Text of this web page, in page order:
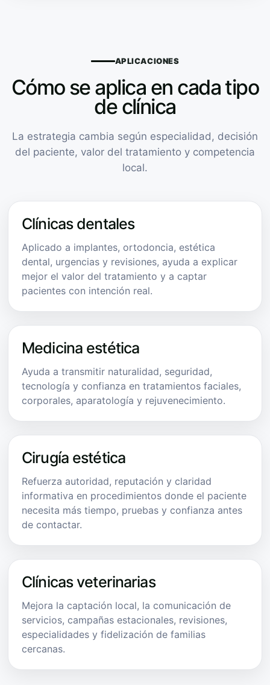
APLICACIONES
Cómo se aplica en cada tipo
de clínica
La estrategia cambia según especialidad, decisión
del paciente, valor del tratamiento y competencia
local.
Clínicas dentales
Aplicado a implantes, ortodoncia, estética
dental, urgencias y revisiones, ayuda a explicar
mejor el valor del tratamiento y a captar
pacientes con intención real.
Medicina estética
Ayuda a transmitir naturalidad, seguridad,
tecnología y confianza en tratamientos faciales,
corporales, aparatología y rejuvenecimiento.
Cirugía estética
Refuerza autoridad, reputación y claridad
informativa en procedimientos donde el paciente
necesita más tiempo, pruebas y confianza antes
de contactar.
Clínicas veterinarias
Mejora la captación local, la comunicación de
servicios, campañas estacionales, revisiones,
especialidades y fidelización de familias
cercanas.